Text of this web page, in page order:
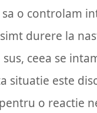
o controlam
durere la
ceea se
situatie este
o reactie